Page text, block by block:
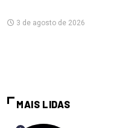
3 de agosto de 2026
MAIS LIDAS